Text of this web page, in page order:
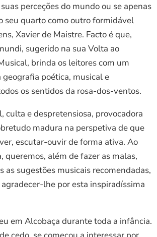
perceções do mundo ou se apenas
seu quarto como outro formidável
Xavier de Maistre. Facto é que,
sugerido na sua Volta ao
brinda os leitores com um
poética, musical e
os sentidos da rosa-dos-ventos.
culta e despretensiosa, provocadora
madura na perspetiva de que
escutar-ouvir de forma ativa. Ao
queremos, além de fazer as malas,
as sugestões musicais recomendadas,
lhe por esta inspiradíssima
em Alcobaça durante toda a infância.